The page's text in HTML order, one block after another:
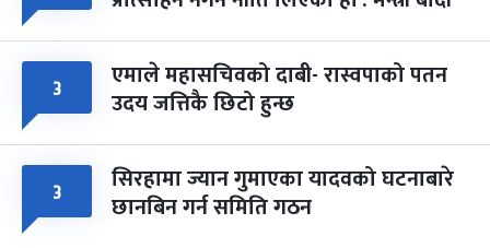
३ एमाले महासचिवको दाबी- रास्वपाको पतन
उदय जत्तिकै छिटो हुन्छ
३ सिरहामा ज्यान गुमाएका यादवको घटनाबारे
छानबिन गर्न समिति गठन